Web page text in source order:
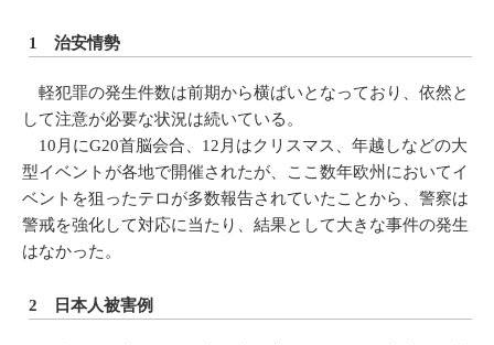
1 治安情勢
軽犯罪の発生件数は前期から横ばいとなっており、依然と
して注意が必要な状況は続いている。
10月にG20首脳会合、12月はクリスマス、年越しなどの大
型イベントが各地で開催されたが、ここ数年欧州においてイ
ベントを狙ったテロが多数報告されていたことから、警察は
警戒を強化して対応に当たり、結果として大きな事件の発生
はなかった。
2 日本人被害例